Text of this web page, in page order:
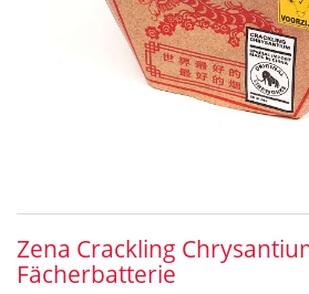
Zena Crackling
Fächerbatterie